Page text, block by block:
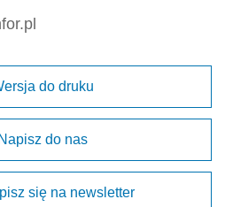
do druku
Napisz do nas
się na newsletter